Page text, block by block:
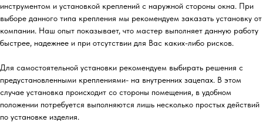
инструментом и установкой креплений с наружной стороны окна. При
выборе данного типа крепления мы рекомендуем заказать установку от
компании. Наш опыт показывает, что мастер выполняет данную работу
быстрее, надежнее и при отсутствии для Вас каких-либо рисков.
Для самостоятельной установки рекомендуем выбирать решения с
предустановленными креплениями- на внутренних зацепах. В этом
случае установка происходит со стороны помещения, в удобном
положении потребуется выполняются лишь несколько простых действий
по установке изделия.